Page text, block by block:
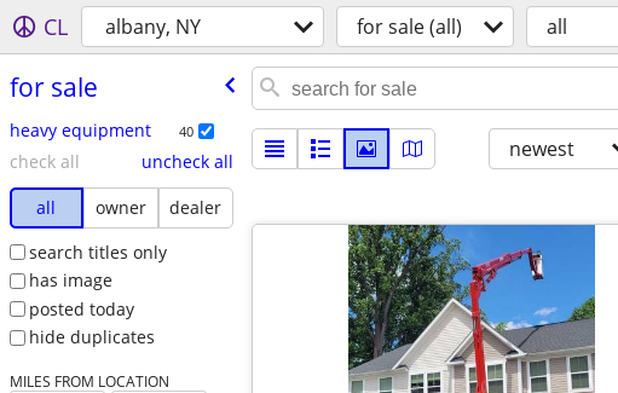
CL albany, NY for sale (all) all
for sale
heavy equipment 40
check all
uncheck all
all
owner
dealer
search titles only
has image
posted today
hide duplicates
MILES FROM LOCATION
newest